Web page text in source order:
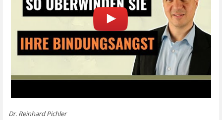
Dr. Reinhard Pichler